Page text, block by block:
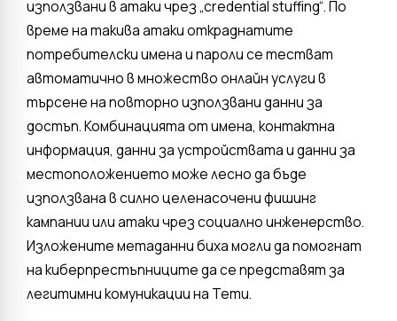
използвани в атаки чрез „credential stuffing“. По
време на такива атаки откраднатите
потребителски имена и пароли се тестват
автоматично в множество онлайн услуги в
търсене на повторно използвани данни за
достъп. Комбинацията от имена, контактна
информация, данни за устройствата и данни за
местоположението може лесно да бъде
използвана в силно целенасочени фишинг
кампании или атаки чрез социално инженерство.
Изложените метаданни биха могли да помогнат
на киберпрестъпниците да се представят за
легитимни комуникации на Temu.